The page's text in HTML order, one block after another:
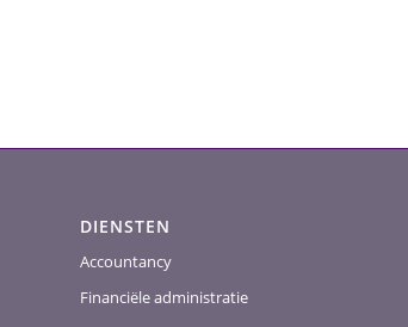
DIENSTEN
Accountancy
Financiële administratie